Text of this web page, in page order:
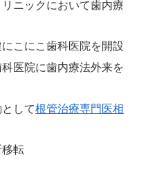
ニックにおいて歯内療
こにこ歯科医院を開設
医院に歯内療法外来を
して根管治療専門医相
転